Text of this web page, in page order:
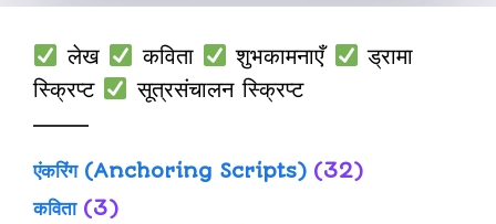
लेख कविता शुभकामनाएँ
ड्रामा
स्क्रिप्ट
सूत्रसंचालन स्क्रिप्ट
एंकरिंग (Anchoring Scripts) (32)
कविता(3)